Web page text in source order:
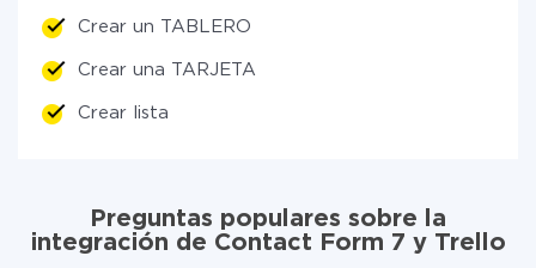
Crear un TABLERO
Crear una TARJETA
Crear lista
Preguntas populares sobre la
integración de Contact Form 7 y Trello